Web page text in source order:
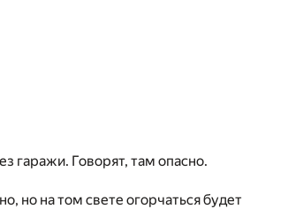
гаражи. Говорят, там опасно.
но на том свете огорчаться будет